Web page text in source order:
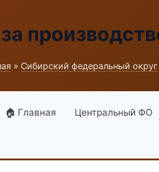
» Сибирский федеральный округ
🏠 Главная Центральный ФО